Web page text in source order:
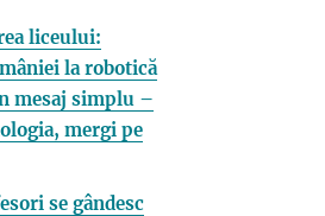
liceului:
la robotică
mesaj simplu –
mergi pe
se gândesc